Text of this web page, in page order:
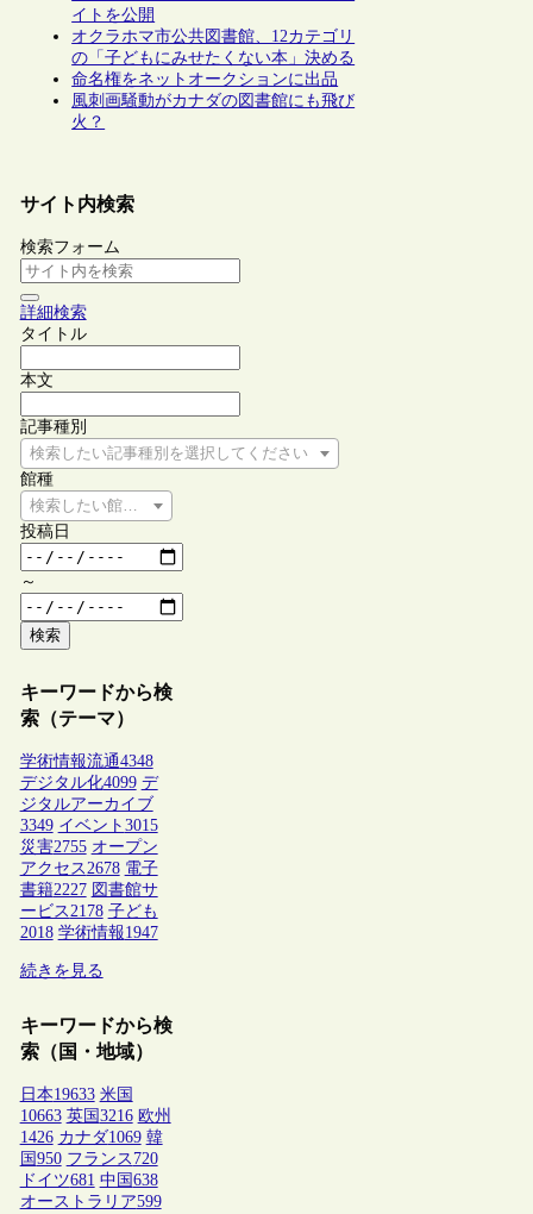
イトを公開
オクラホマ市公共図書館、12カテゴリ
の「子どもにみせたくない本」決める
命名権をネットオークションに出品
風刺画騒動がカナダの図書館にも飛び
火？
サイト内検索
検索フォーム
詳細検索
タイトル
本文
記事種別
検索したい記事種別を選択してください
館種
検索したい館種を選択してください
投稿日
～
検索
キーワードから検
索（テーマ）
学術情報流通4348
デジタル化4099 デ
ジタルアーカイブ
3349 イベント 3015
災害2755 オープン
アクセス2678 電子
書籍2227 図書館サ
ービス2178 子ども
2018 学術情報1947
続きを見る
キーワードから検
索（国・地域）
日本19633 米国
10663 英国 3216 欧州
1426 カナダ1069 韓
国 950 フランス 720
ドイツ681 中国 638
オーストラリア599